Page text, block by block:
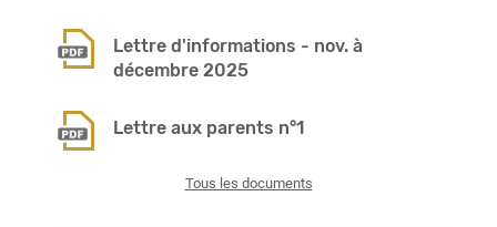
Lettre d'informations - nov. à
décembre 2025
Lettre aux parents n°1
Tous les documents